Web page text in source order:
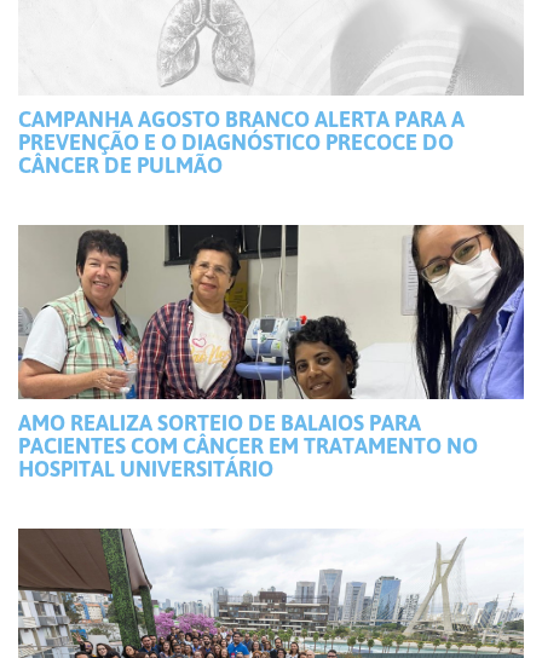
CAMPANHA AGOSTO BRANCO ALERTA PARA A
PREVENÇÃO E O DIAGNÓSTICO PRECOCE DO
CÂNCER DE PULMÃO
AMO REALIZA SORTEIO DE BALAIOS PARA
PACIENTES COM CÂNCER EM TRATAMENTO NO
HOSPITAL UNIVERSITÁRIO